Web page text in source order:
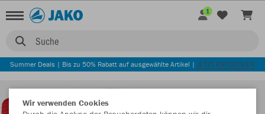
Suche
1
Summer Deals | Bis zu 50% Rabatt auf ausgewählte Artikel | JETZT ENTDECKEN
Wir verwenden Cookies